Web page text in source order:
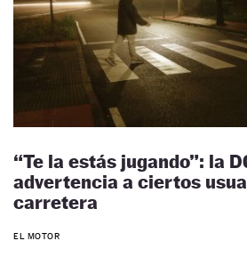
“Te la estás jugando”: la
advertencia a ciertos
carretera
EL MOTOR